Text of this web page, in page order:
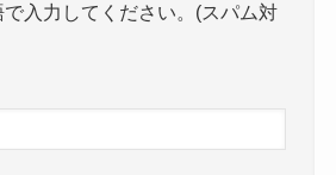
入力してください。(スパム対